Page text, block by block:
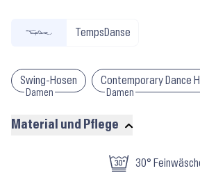
TempsDanse
Swing-Hosen
Damen
Contemporary Dance
Damen
Material und Pflege
30°